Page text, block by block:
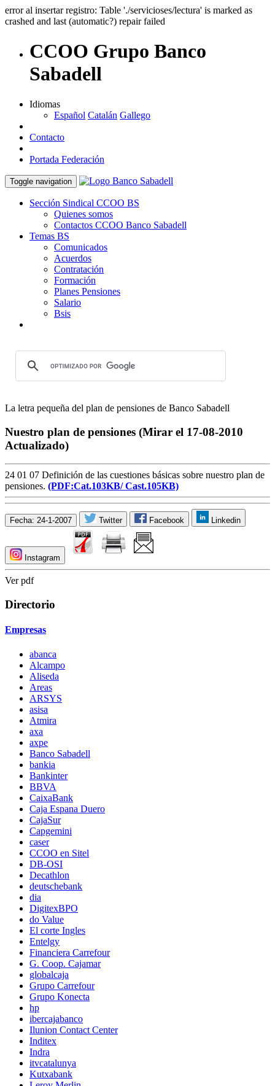
error al insertar registro: Table './servicioses/lectura' is marked as
crashed and last (automatic?) repair failed
CCOO Grupo Banco
Sabadell
Idiomas
Español Catalán Gallego
Contacto
Portada Federación
Toggle navigation
Sección Sindical CCOO BS
Quienes somos
Contactos CCOO Banco Sabadell
Temas BS
Comunicados
Acuerdos
Contratación
Formación
Planes Pensiones
Salario
Bsis
La letra pequeña del plan de pensiones de Banco Sabadell
Nuestro plan de pensiones (Mirar el 17-08-2010
Actualizado)
24 01 07 Definición de las cuestiones básicas sobre nuestro plan de
pensiones. (PDF:Cat.103KB/Cast.105KB)
Fecha: 24-1-2007 Twitter Facebook Linkedin
Instagram
Ver pdf
Directorio
Empresas
abanca
Alcampo
Aliseda
Areas
ARSYS
asisa
Atmira
axa
axpe
Banco Sabadell
bankia
Bankinter
BBVA
CaixaBank
Caja Espana Duero
CajaSur
Capgemini
caser
CCOO en Sitel
DB-OSI
Decathlon
deutschebank
dia
DigitexBPO
do Value
El corte Ingles
Entelgy
Financiera Carrefour
G. Coop. Cajamar
globalcaja
Grupo Carrefour
Grupo Konecta
hp
ibercajabanco
Ilunion Contact Center
Inditex
Indra
itvcatalunya
Kutxabank